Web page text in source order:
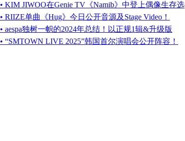
• KIM JIWOO在Genie TV《Namib》中登上偶像生存选
• RIIZE单曲《Hug》今日公开音源及Stage Video！
• aespa独树一帜的2024年总结！以正规1辑&升级版
• “SMTOWN LIVE 2025”韩国首尔演唱会公开阵容！